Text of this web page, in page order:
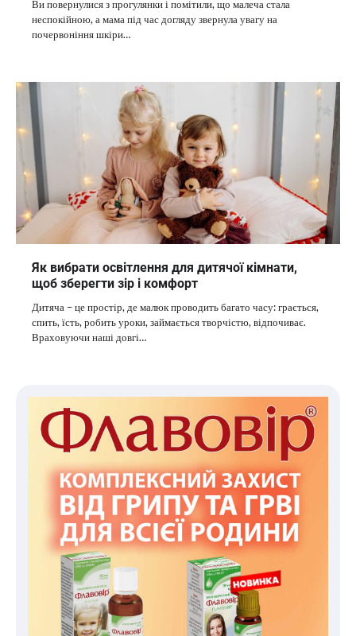
Ви повернулися з прогулянки і помітили, що малеча стала
неспокійною, а мама під час догляду звернула увагу на
почервоніння шкіри…
Як вибрати освітлення для дитячої кімнати,
щоб зберегти зір і комфорт
Дитяча – це простір, де малюк проводить багато часу: грається,
спить, їсть, робить уроки, займається творчістю, відпочиває.
Враховуючи наші довгі…